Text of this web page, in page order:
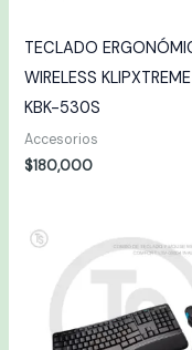
TECLADO
WIRELESS
KBK-530S
Accesorios
$180,000